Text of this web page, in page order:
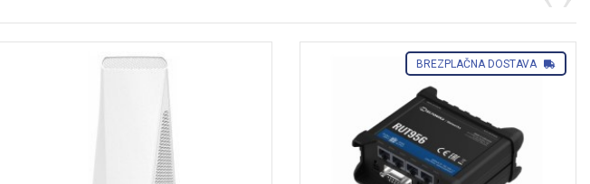
BREZPLAČNA DOSTAVA